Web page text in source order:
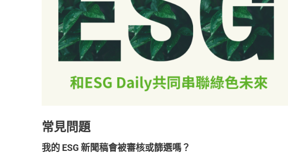
常見問題
我的 ESG 新聞稿會被審核或篩選嗎？